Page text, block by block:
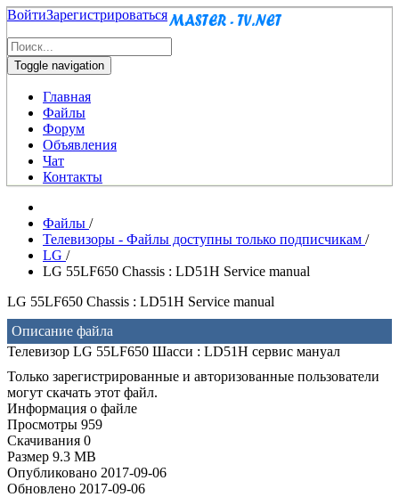
ВойтиЗарегистрироваться
Toggle navigation
Главная
Файлы
Форум
Объявления
Чат
Контакты
Файлы /
Телевизоры - Файлы доступны только подписчикам /
LG /
LG 55LF650 Chassis : LD51H Service manual
LG 55LF650 Chassis : LD51H Service manual
Описание файла
Телевизор LG 55LF650 Шасси : LD51H сервис мануал
Только зарегистрированные и авторизованные пользователи
могут скачать этот файл.
Информация о файле
Просмотры 959
Скачивания 0
Размер 9.3 MB
Опубликовано 2017-09-06
Обновлено 2017-09-06